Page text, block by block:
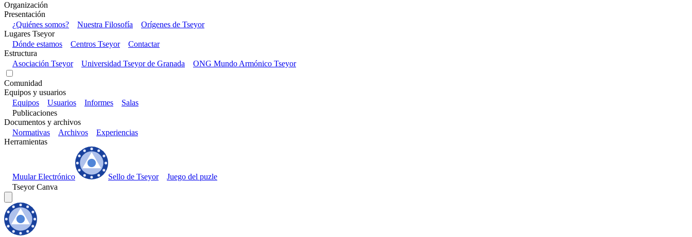
Organización
Presentación
¿Quiénes somos?
Nuestra Filosofía
Orígenes de Tseyor
Lugares Tseyor
Dónde estamos
Centros Tseyor
Contactar
Estructura
Asociación Tseyor
Universidad Tseyor de Granada ONG Mundo Armónico Tseyor
Comunidad
Equipos y usuarios
Equipos
Usuarios Informes
Salas
Publicaciones
Documentos y archivos
Normativas
Archivos
Experiencias
Herramientas
Muular Electrónico Sello de Tseyor
Juego del puzle
Tseyor Canva